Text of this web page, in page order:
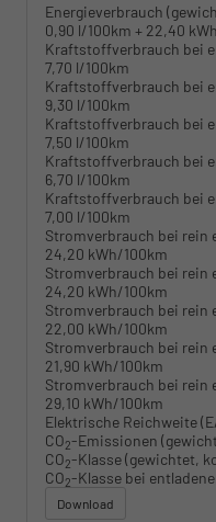
Energieverbrauch
0,90 l/100km + 22,40
Kraftstoffverbrauch bei
7,70 l/100km
Kraftstoffverbrauch bei
9,30 l/100km
Kraftstoffverbrauch bei
7,50 l/100km
Kraftstoffverbrauch bei
6,70 l/100km
Kraftstoffverbrauch bei
7,00 l/100km
Stromverbrauch bei
24,20 kWh/100km
Stromverbrauch bei rein
24,20 kWh/100km
Stromverbrauch bei rein
22,00 kWh/100km
Stromverbrauch bei rein
21,90 kWh/100km
Stromverbrauch bei rein
29,10 kWh/100km
Elektrische Reichweite
CO2-Emissionen
CO2-Klasse (gewichtet,
CO2-Klasse bei
Download